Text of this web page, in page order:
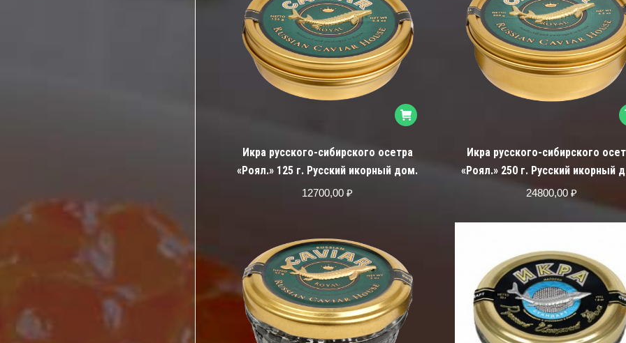
Икра русского-сибирского осетра
«Роял.» 125 г. Русский икорный дом.
12700,00 ₽
Икра русского-сибирского
«Роял.» 250 г. Русский икорный
24800,00 ₽